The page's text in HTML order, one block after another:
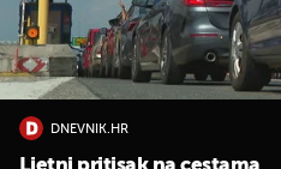
DNEVNIK.HR